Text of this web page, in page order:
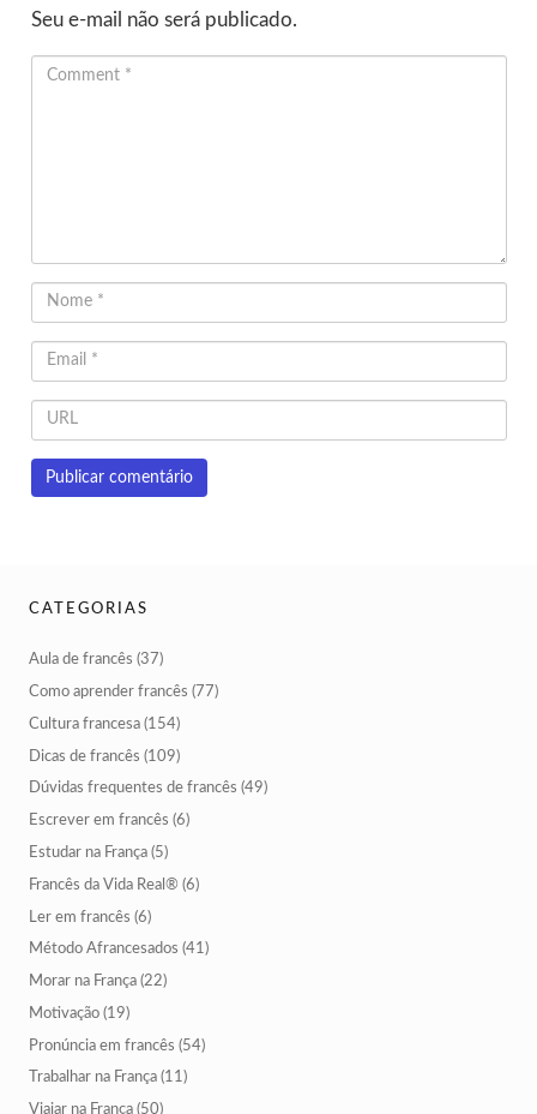
Seu e-mail não será publicado.
CATEGORIAS
Aula de francês (37)
Como aprender francês (77)
Cultura francesa (154)
Dicas de francês (109)
Dúvidas frequentes de francês (49)
Escrever em francês (6)
Estudar na França (5)
Francês da Vida Real® (6)
Ler em francês (6)
Método Afrancesados (41)
Morar na França (22)
Motivação (19)
Pronúncia em francês (54)
Trabalhar na França (11)
Viajar na França (50)